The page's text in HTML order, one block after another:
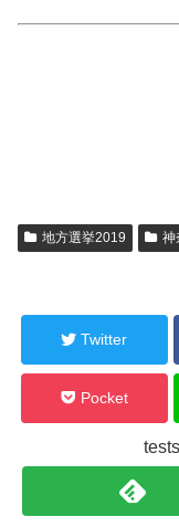
地方選挙2019 神
Twitter
Pocket